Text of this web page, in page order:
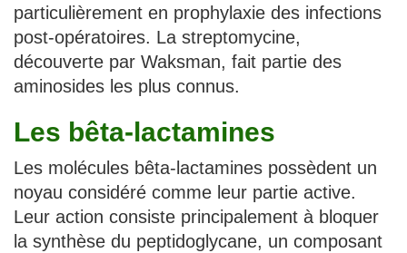
particulièrement en prophylaxie des infections
post-opératoires. La streptomycine,
découverte par Waksman, fait partie des
aminosides les plus connus.
Les bêta-lactamines
Les molécules bêta-lactamines possèdent un
noyau considéré comme leur partie active.
Leur action consiste principalement à bloquer
la synthèse du peptidoglycane, un composant